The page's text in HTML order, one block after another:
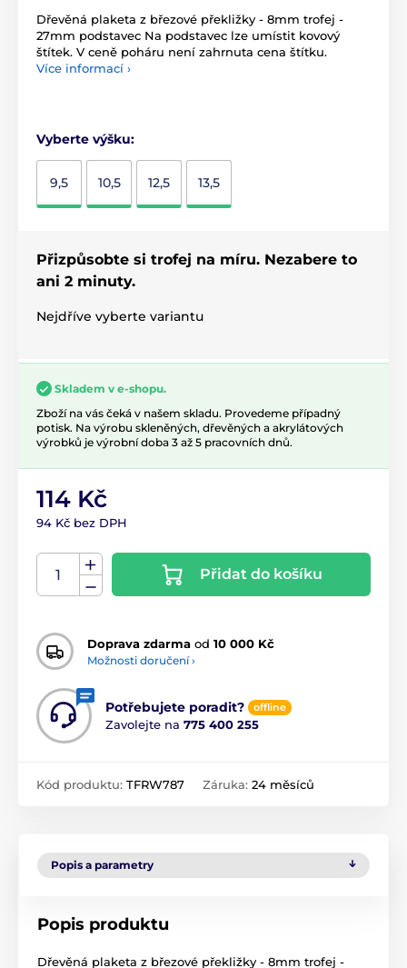
Dřevěná plaketa z březové překližky - 8mm trofej -
27mm podstavec Na podstavec lze umístit kovový
štítek. V ceně poháru není zahrnuta cena štítku.
Více informací ›
Vyberte výšku:
9,5 10,5 12,5 13,5
Přizpůsobte si trofej na míru. Nezabere to
ani 2 minuty.
Nejdříve vyberte variantu
Skladem v e-shopu.
Zboží na vás čeká v našem skladu. Provedeme případný
potisk. Na výrobu skleněných, dřevěných a akrylátových
výrobků je výrobní doba 3 až 5 pracovních dnů.
114 Kč
94 Kč bez DPH
Přidat do košíku
Doprava zdarma od 10 000 Kč
Možnosti doručení ›
Potřebujete poradit? offline
Zavolejte na 775 400 255
Kód produktu: TFRW787 Záruka: 24 měsíců
Popis a parametry
Popis produktu
Dřevěná plaketa z březové překližky - 8mm trofej -